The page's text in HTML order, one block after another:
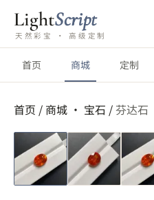
LightScript
天然彩宝 · 高级定制
首页 商城 定制
首页 / 商城 · 宝石 / 芬达石